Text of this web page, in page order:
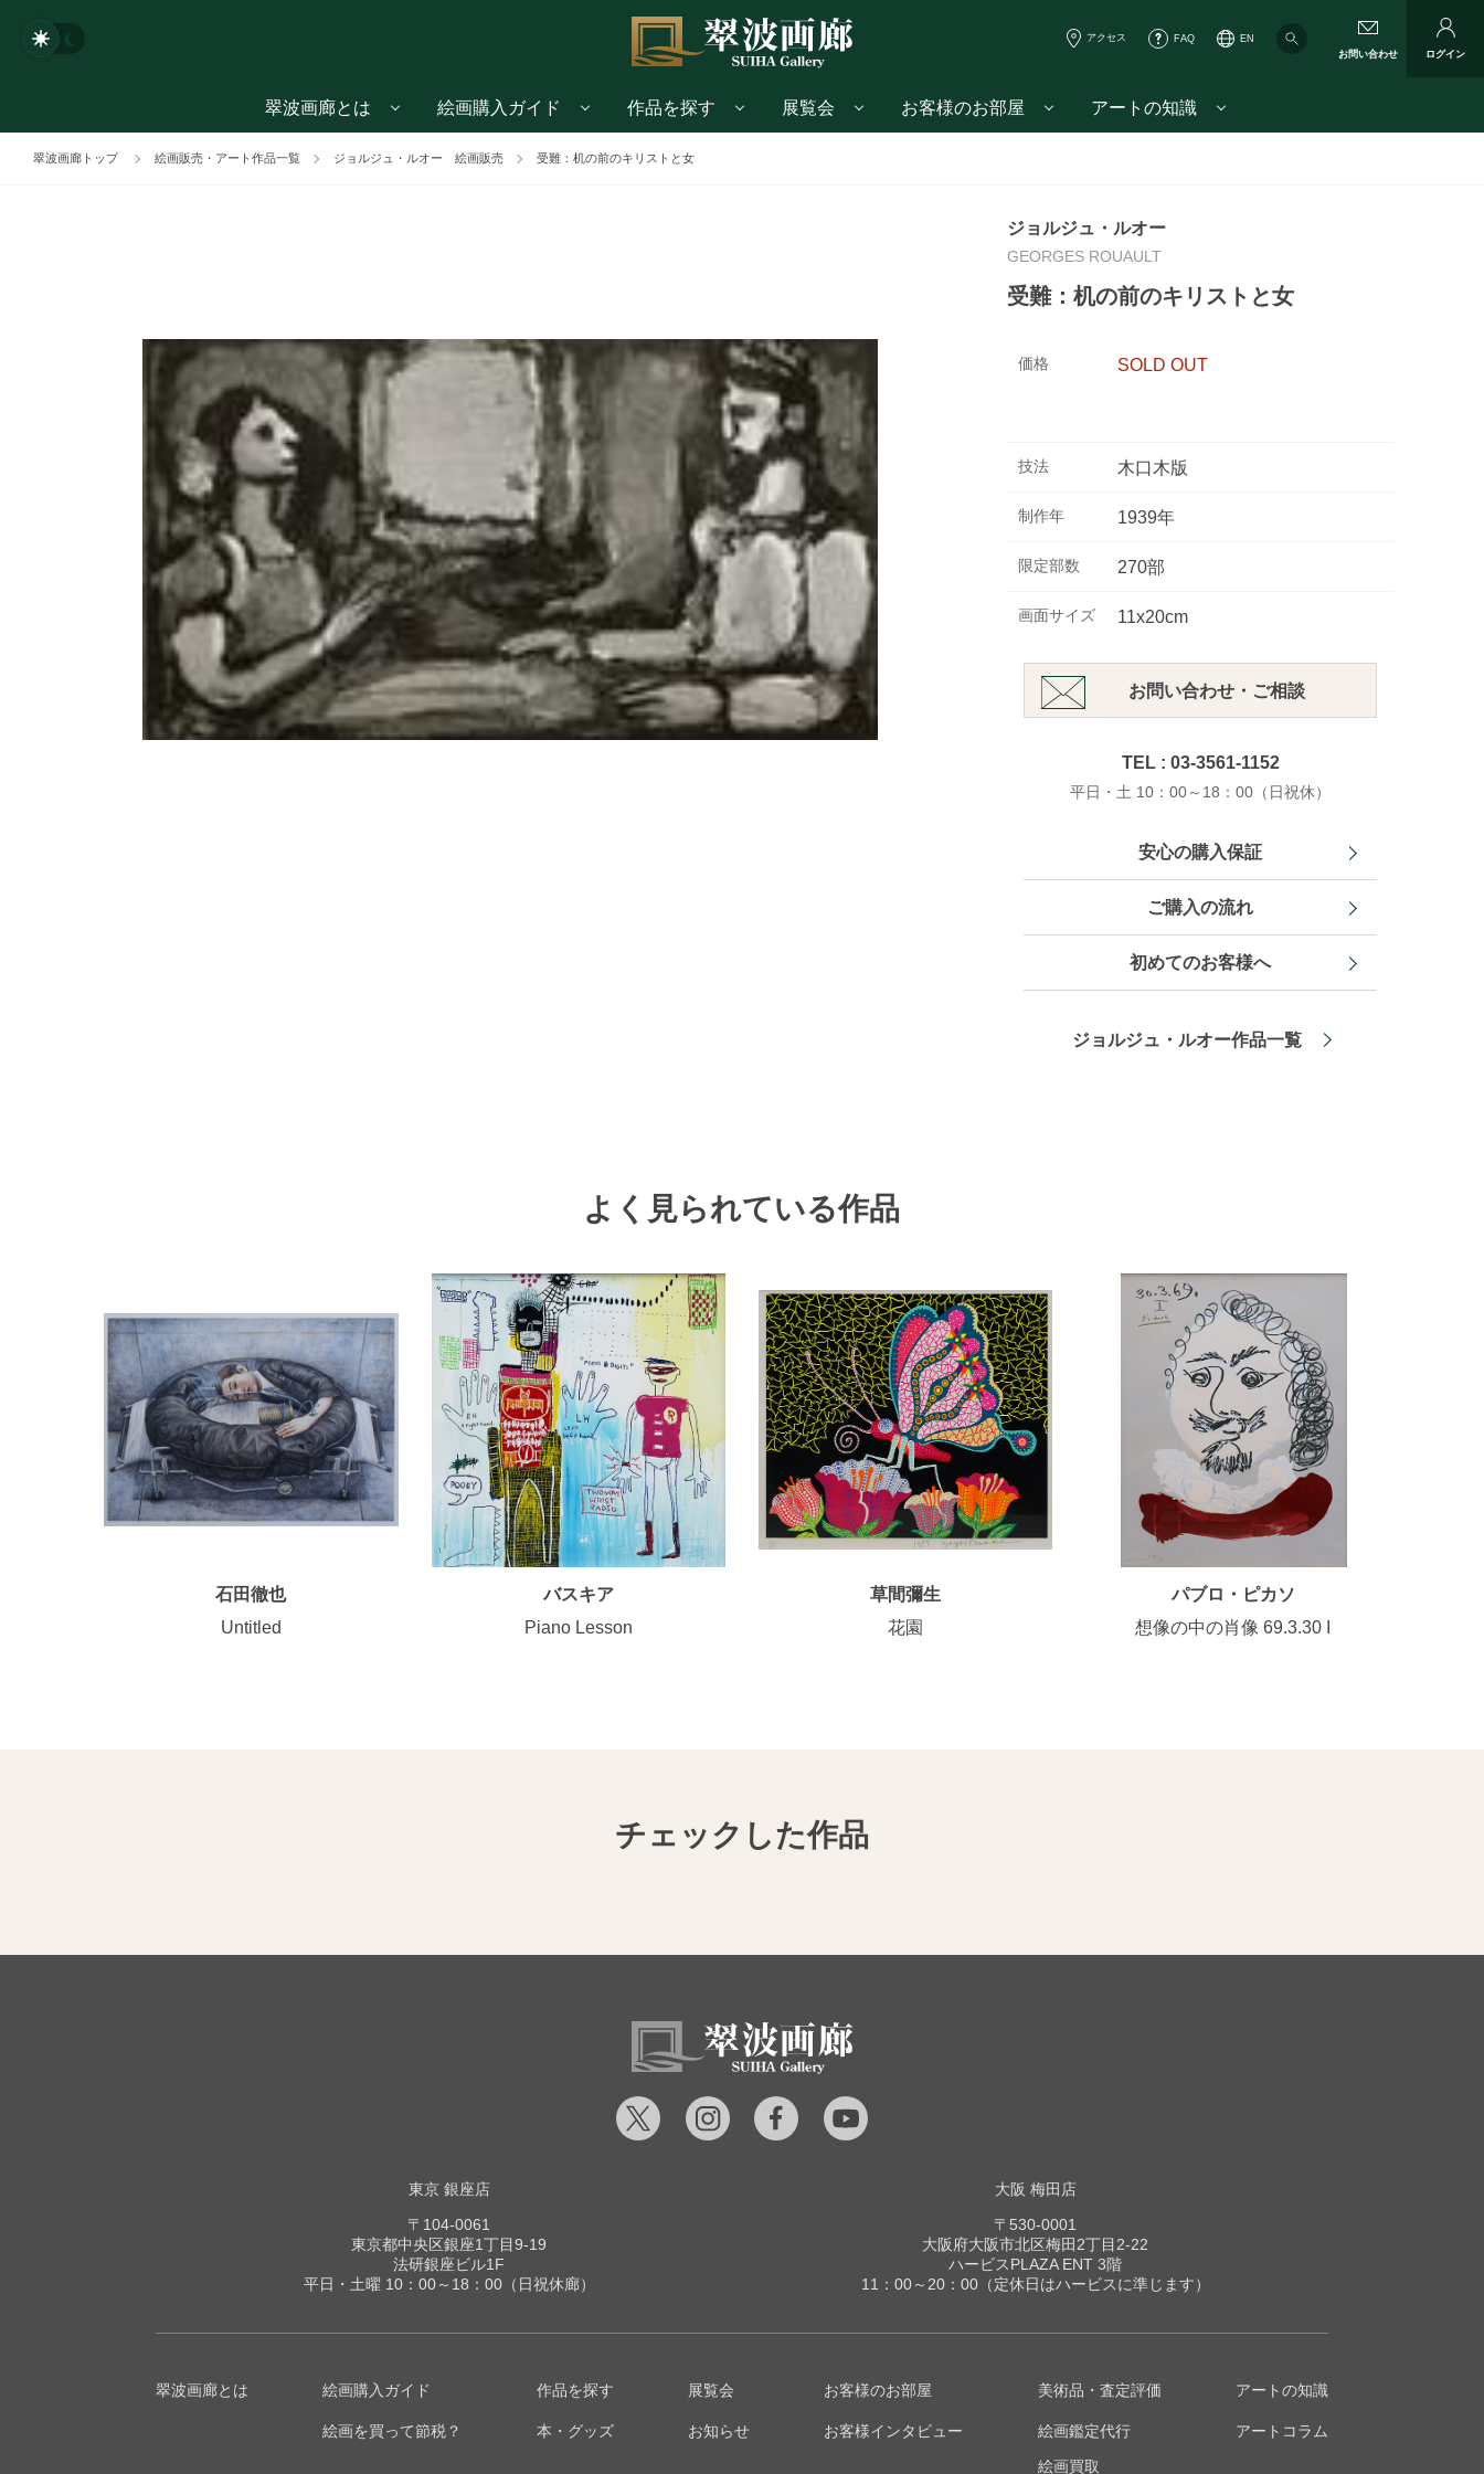
アクセス FAQ
EN
お問い合わせ
ログイン
翠波画廊とは 絵画購入ガイド 作品を探す 展覧会 お客様のお部屋 アートの知識
翠波画廊トップ 絵画販売・アート作品一覧 ジョルジュ・ルオー 絵画販売 受難：机の前のキリストと女
ジョルジュ・ルオー
GEORGES ROUAULT
受難：机の前のキリストと女
価格 SOLD OUT
技法 木口木版
制作年 1939年
限定部数 270部
画面サイズ 11x20cm
お問い合わせ・ご相談
TEL : 03-3561-1152
平日・土 10：00～18：00（日祝休）
安心の購入保証
ご購入の流れ
初めてのお客様へ
ジョルジュ・ルオー作品一覧
よく見られている作品
石田徹也
Untitled
バスキア
Piano Lesson
草間彌生
花園
パブロ・ピカソ
想像の中の肖像 69.3.30 I
チェックした作品
東京 銀座店
〒104-0061
東京都中央区銀座1丁目9-19
法研銀座ビル1F
平日・土曜 10：00～18：00（日祝休廊）
大阪 梅田店
〒530-0001
大阪府大阪市北区梅田2丁目2-22
ハービスPLAZA ENT 3階
11：00～20：00（定休日はハービスに準じます）
翠波画廊とは 絵画購入ガイド
絵画を買って節税？
作品を探す
本・グッズ
展覧会
お知らせ
お客様のお部屋
お客様インタビュー
美術品・査定評価
絵画鑑定代行
絵画買取
アートの知識
アートコラム